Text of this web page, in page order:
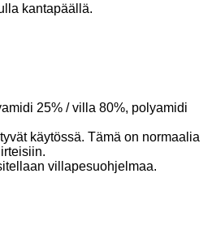
kantapäällä.
25% / villa 80%, polyamidi
käytössä. Tämä on normaalia
villapesuohjelmaa.